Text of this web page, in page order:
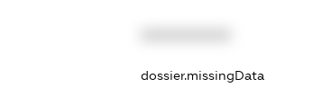
dossier.missingData